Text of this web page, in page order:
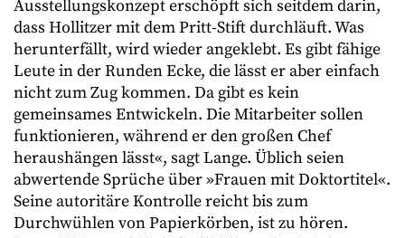
Ausstellungskonzept erschöpft sich seitdem darin,
dass Hollitzer mit dem Pritt-Stift durchläuft. Was
herunterfällt, wird wieder angeklebt. Es gibt fähige
Leute in der Runden Ecke, die lässt er aber einfach
nicht zum Zug kommen. Da gibt es kein
gemeinsames Entwickeln. Die Mitarbeiter sollen
funktionieren, während er den großen Chef
heraushängen lässt«, sagt Lange. Üblich seien
abwertende Sprüche über »Frauen mit Doktortitel«.
Seine autoritäre Kontrolle reicht bis zum
Durchwühlen von Papierkörben, ist zu hören.